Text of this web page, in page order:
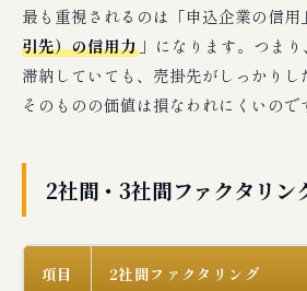
最も重視されるのは「申込企業の信用
引先）の信用力 」になります。つま
滞納していても、売掛先がしっかり
そのものの価値は損なわれにくいので
2社間・3社間ファクタリン
項目 2社間ファクタリング